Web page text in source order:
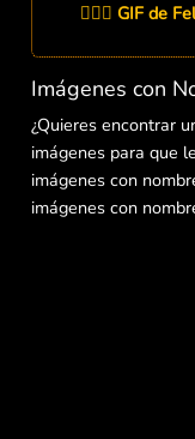
👨‍❤️‍👨 GIF de
Imágenes con
¿Quieres encontrar
imágenes para que
imágenes con
imágenes con